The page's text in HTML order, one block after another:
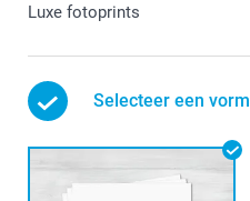
Luxe fotoprints
Selecteer een vorm